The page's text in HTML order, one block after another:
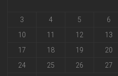
3
4 5 6
10
11 12 13
17
18 19 20
24
25 26 27